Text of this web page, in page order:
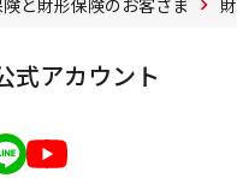
式アカウント